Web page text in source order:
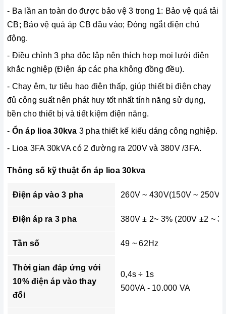
- Ba lần an toàn do được bảo vệ 3 trong 1: Bảo vệ quá tải
CB; Bảo vệ quá áp CB đầu vào; Đóng ngắt điện chủ
động.
- Điều chỉnh 3 pha độc lập nên thích hợp mọi lưới điện
khắc nghiệp (Điện áp các pha không đồng đều).
- Chạy êm, tự tiêu hao điện thấp, giúp thiết bị điện chạy
đủ công suất nên phát huy tốt nhất tính năng sử dụng,
bền cho thiết bị và tiết kiệm điện năng.
- Ổn áp lioa 30kva 3 pha thiết kế kiếu dáng công nghiệp.
- Lioa 3FA 30kVA có 2 đường ra 200V và 380V /3FA.
Thông số kỹ thuật ổn áp lioa 30kva
Điện áp vào 3 pha 260V ~ 430V(150V ~ 250V)
Điện áp ra 3 pha 380V ± 2~ 3% (200V ±2 ~
Tần số 49 ~ 62Hz
Thời gian đáp ứng với
10% điện áp vào thay
đổi
0,4s ÷ 1s
500VA - 10.000 VA